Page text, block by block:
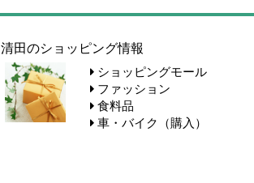
清田のショッピング情報
ショッピングモール
ファッション
食料品
車・バイク（購入）